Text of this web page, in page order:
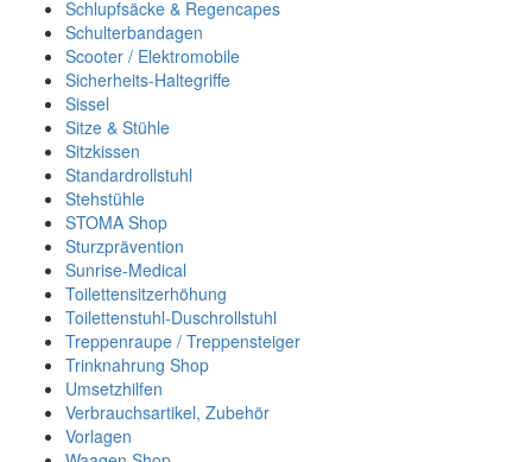
Schlupfsäcke & Regencapes
Schulterbandagen
Scooter / Elektromobile
Sicherheits-Haltegriffe
Sissel
Sitze & Stühle
Sitzkissen
Standardrollstuhl
Stehstühle
STOMA Shop
Sturzprävention
Sunrise-Medical
Toilettensitzerhöhung
Toilettenstuhl-Duschrollstuhl
Treppenraupe / Treppensteiger
Trinknahrung Shop
Umsetzhilfen
Verbrauchsartikel, Zubehör
Vorlagen